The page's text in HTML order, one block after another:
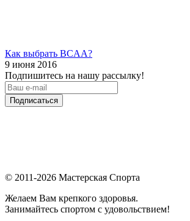
Как выбрать BCAA?
9 июня 2016
Подпишитесь на нашу рассылку!
Подписаться
© 2011-2026 Мастерская Спорта
Желаем Вам крепкого здоровья.
Занимайтесь спортом с удовольствием!